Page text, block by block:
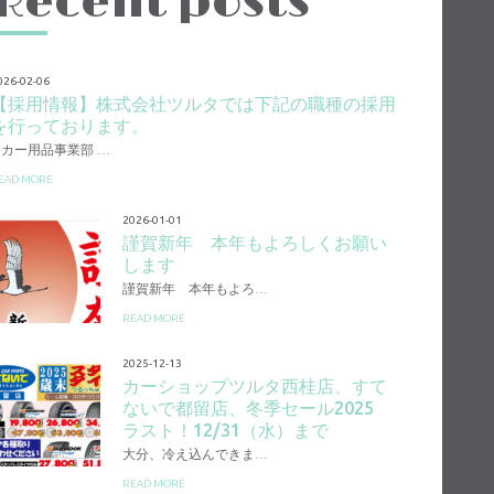
02-06
採用情報】株式会社ツルタでは下記の職種の採用
行っております。
ー用品事業部 …
MORE
2026-01-01
謹賀新年 本年もよろしくお願い
します
謹賀新年 本年もよろ…
READ MORE
2025-12-13
カーショップツルタ西桂店、すて
ないで都留店、冬季セール2025
ラスト！12/31（水）まで
大分、冷え込んできま…
READ MORE